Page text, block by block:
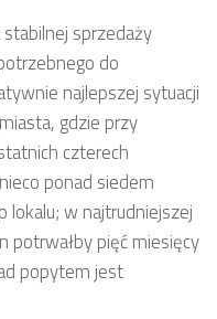
sprzedaży
do
najlepszej sytuacji
gdzie przy
czterech
ponad siedem
lokalu; w najtrudniejszej
potrwałby pięć miesięcy
popytem jest